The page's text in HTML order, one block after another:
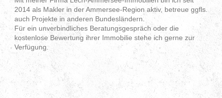
2014 als Makler in der Ammersee-Region aktiv, betreue ggfls.
auch Projekte in anderen Bundesländern.
Für ein unverbindliches Beratungsgespräch oder die
kostenlose Bewertung ihrer Immobilie stehe ich gerne zur
Verfügung.